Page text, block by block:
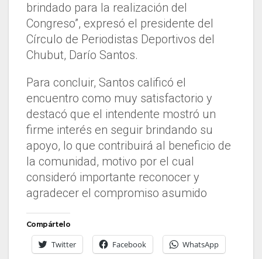
brindado para la realización del
Congreso”, expresó el presidente del
Círculo de Periodistas Deportivos del
Chubut, Darío Santos.
Para concluir, Santos calificó el
encuentro como muy satisfactorio y
destacó que el intendente mostró un
firme interés en seguir brindando su
apoyo, lo que contribuirá al beneficio de
la comunidad, motivo por el cual
consideró importante reconocer y
agradecer el compromiso asumido
Compártelo
Twitter Facebook WhatsApp